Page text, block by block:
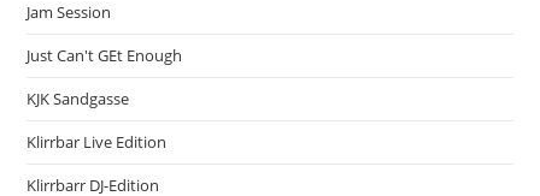
Jam Session
Just Can't GEt Enough
KJK Sandgasse
Klirrbar Live Edition
Klirrbarr DJ-Edition